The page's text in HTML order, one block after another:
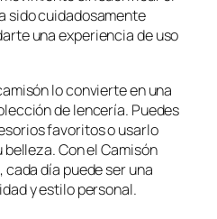
sido cuidadosamente
una experiencia de uso
lo convierte en una
de lencería. Puedes
favoritos o usarlo
Con el Camisón
día puede ser una
y estilo personal.